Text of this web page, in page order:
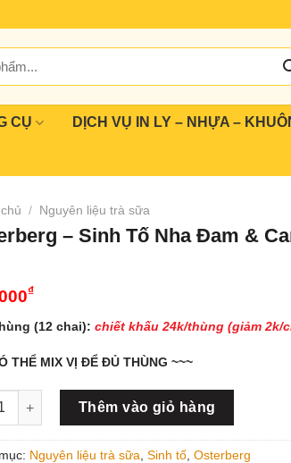
CỤ DỊCH VỤ IN LY – NHỰA –
/ Nguyên liệu trà sữa
– Sinh Tố Nha Đam &
₫
(12 chai): chiết khấu 24k/thùng (giảm 2k/
THỂ MIX VỊ ĐỂ ĐỦ THÙNG ~~~
- Sinh Tố Nha Đam & Cam – 1L số lượng
Thêm vào giỏ hàng
Nguyên liệu trà sữa, Sinh tố, Osterberg